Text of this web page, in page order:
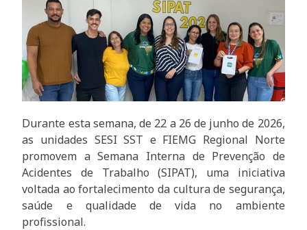
Durante esta semana, de 22 a 26 de junho de 2026,
as unidades SESI SST e FIEMG Regional Norte
promovem a Semana Interna de Prevenção de
Acidentes de Trabalho (SIPAT), uma iniciativa
voltada ao fortalecimento da cultura de segurança,
saúde e qualidade de vida no ambiente
profissional.